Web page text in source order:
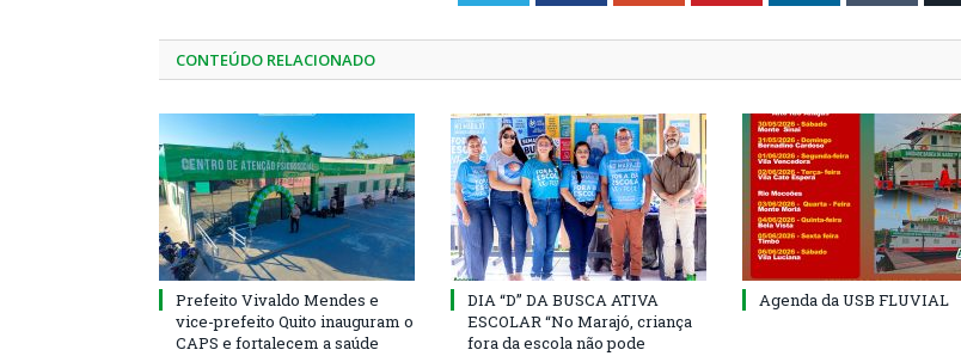
CONTEÚDO RELACIONADO
Prefeito Vivaldo Mendes e
vice-prefeito Quito inauguram o
CAPS e fortalecem a saúde
DIA “D” DA BUSCA ATIVA
ESCOLAR “No Marajó, criança
fora da escola não pode
Agenda da USB FLUVIAL